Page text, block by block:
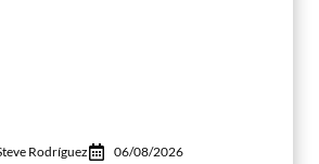
Rodríguez 06/08/2026